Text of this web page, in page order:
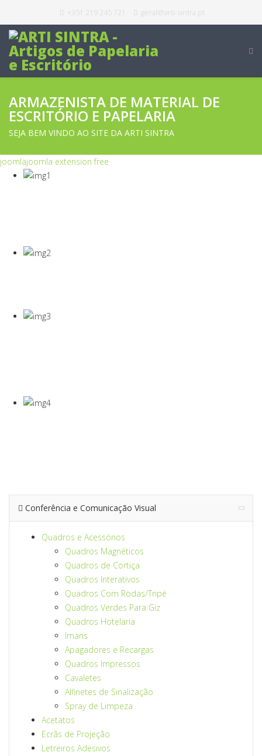
+351 219 245 721 geral@arti-sintra.pt
ARMAZENISTA DE MATERIAL DE
ESCRITÓRIO E PAPELARIA
SEJA BEM VINDO AO SITE DA ARTI SINTRA
joomlajoomla extension free
Conferência e Comunicação Visual
Quadros e Acessórios
Quadros Magnéticos
Quadros de Cortiça
Quadros Interativos
Quadros Com Rodas/Tripé
Quadros Verdes Para Giz
Quadros Hotelaria
Imans
Apagadores e Recargas
Quadros Impressos
Cavaletes
Alfinetes de Sinalização
Spray de Limpeza
Acetatos
Ecrãs de Projeção
Letreiros Adesivos